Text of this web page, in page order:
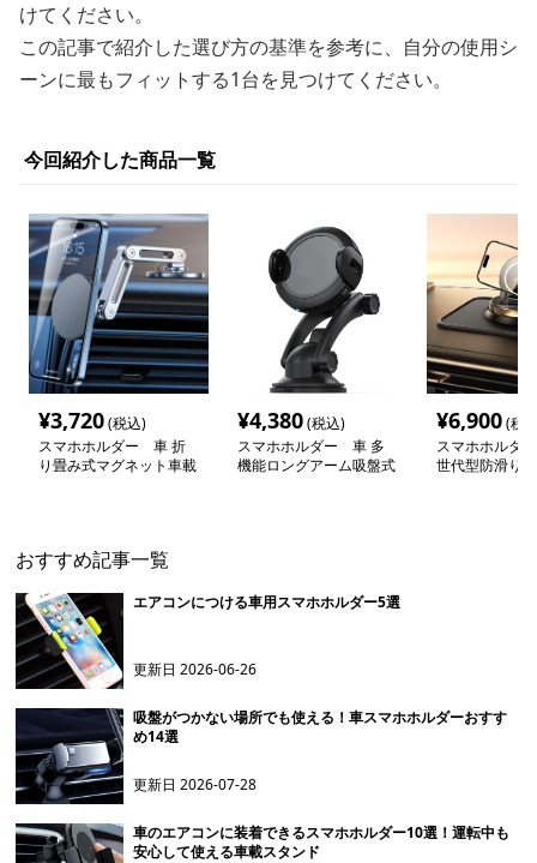
けてください。
この記事で紹介した選び方の基準を参考に、自分の使用シ
ーンに最もフィットする1台を見つけてください。
今回紹介した商品一覧
¥3,720(税込)
スマホホルダー 車 折
り畳み式マグネット車載
¥4,380(税込)
スマホホルダー 車 多
機能ロングアーム吸盤式
¥6,900(税
スマホホルダ
世代型防滑り
おすすめ記事一覧
エアコンにつける車用スマホホルダー5選
更新日2026-06-26
吸盤がつかない場所でも使える！車スマホホルダーおすす
め14選
更新日2026-07-28
車のエアコンに装着できるスマホホルダー10選！運転中も
安心して使える車載スタンド